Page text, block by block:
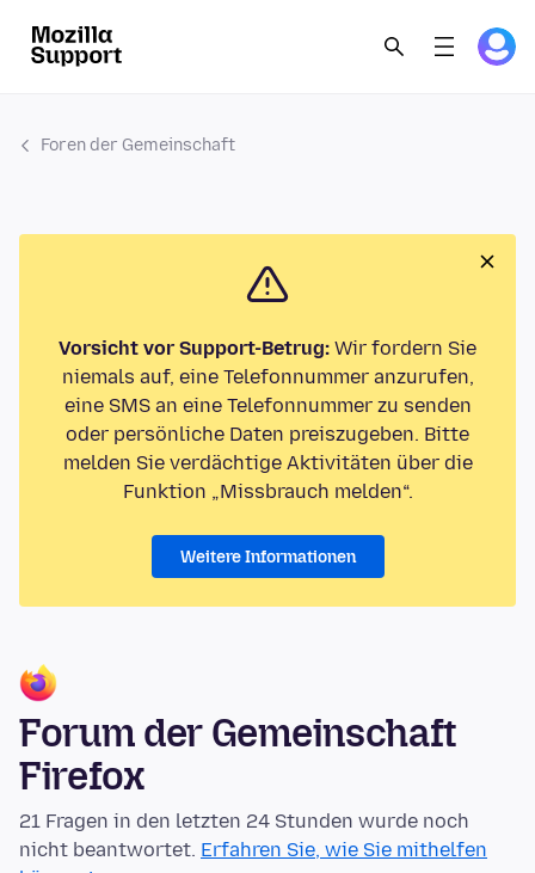
Foren der Gemeinschaft
Vorsicht vor Support-Betrug: Wir fordern Sie
niemals auf, eine Telefonnummer anzurufen,
eine SMS an eine Telefonnummer zu senden
oder persönliche Daten preiszugeben. Bitte
melden Sie verdächtige Aktivitäten über die
Funktion „Missbrauch melden“.
Weitere Informationen
Forum der Gemeinschaft
Firefox
21 Fragen in den letzten 24 Stunden wurde noch
nicht beantwortet. Erfahren Sie, wie Sie mithelfen